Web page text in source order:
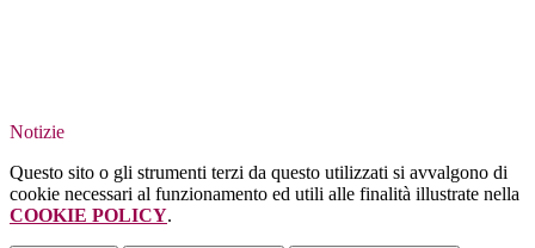
Notizie
Questo sito o gli strumenti terzi da questo utilizzati si avvalgono di
cookie necessari al funzionamento ed utili alle finalità illustrate nella
COOKIE POLICY.